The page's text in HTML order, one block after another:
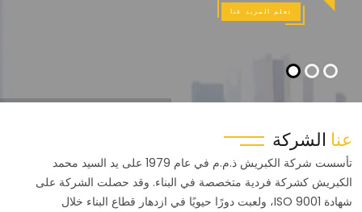
تعلم المزيد عنا
عنا الشركة
تأسست شركة الكبريش ذ.م.م في عام 1979 على يد السيد محمد
الكبريش كشركة فردية متخصصة في البناء. وقد حصلت الشركة على
شهادة ISO 9001، ولعبت دورًا حيويًا في ازدهار قطاع البناء خلال